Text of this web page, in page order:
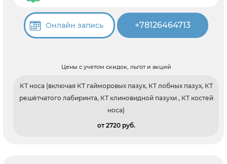
Онлайн запись +78126464713
Цены с учетом скидок, льгот и акций
КТ носа (включая КТ гайморовых пазух, КТ лобных пазух, КТ
решётчатого лабиринта, КТ клиновидной пазухи , КТ костей
носа)
от 2720 pуб.